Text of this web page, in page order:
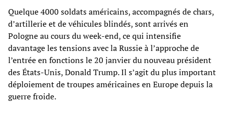
Quelque 4000 soldats américains, accompagnés de chars,
d’artillerie et de véhicules blindés, sont arrivés en
Pologne au cours du week-end, ce qui intensifie
davantage les tensions avec la Russie à l’approche de
l’entrée en fonctions le 20 janvier du nouveau président
des États-Unis, Donald Trump. Il s’agit du plus important
déploiement de troupes américaines en Europe depuis la
guerre froide.